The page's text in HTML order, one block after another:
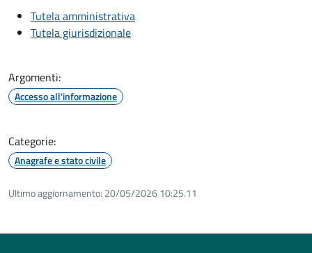
Tutela amministrativa
Tutela giurisdizionale
Argomenti:
Accesso all'informazione
Categorie:
Anagrafe e stato civile
Ultimo aggiornamento: 20/05/2026 10:25.11